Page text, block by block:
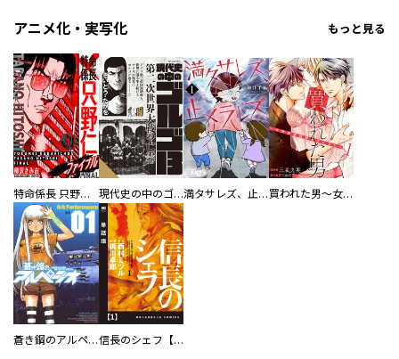
アニメ化・実写化 もっと見る
特命係長 只野仁ファイナル 愛蔵版 現代史の中のゴルゴ13 満タサレズ、止メラレズ 買われた男～女性限定快感セラピスト～【描き下ろしおまけ付き特装版】
蒼き鋼のアルペジオ 信長のシェフ【単話版】